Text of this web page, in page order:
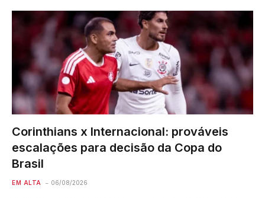
Paulo a partir desta…
Corinthians x Internacional: prováveis
escalações para decisão da Copa do
Brasil
EM ALTA 06/08/2026